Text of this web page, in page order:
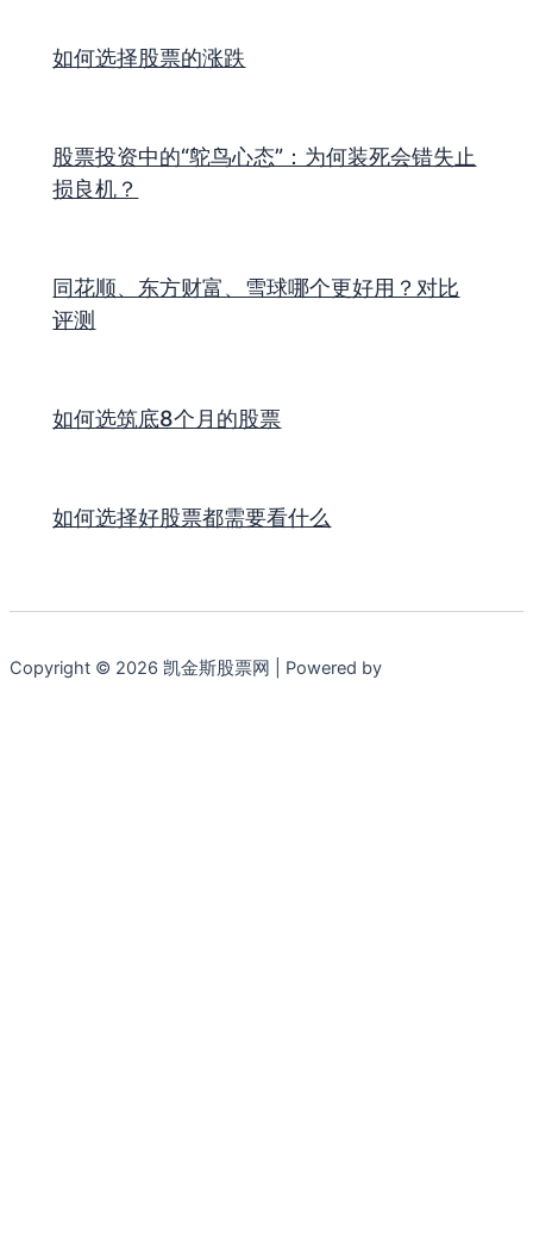
如何选择股票的涨跌
股票投资中的“鸵鸟心态”：为何装死会错失止
损良机？
同花顺、东方财富、雪球哪个更好用？对比
评测
如何选筑底8个月的股票
如何选择好股票都需要看什么
Copyright © 2026 凯金斯股票网 | Powered by